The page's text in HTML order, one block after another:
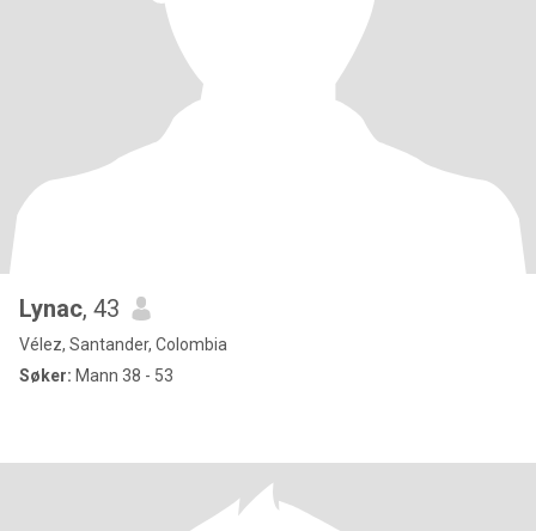
Lynac, 43
Vélez, Santander, Colombia
Søker: Mann 38 - 53